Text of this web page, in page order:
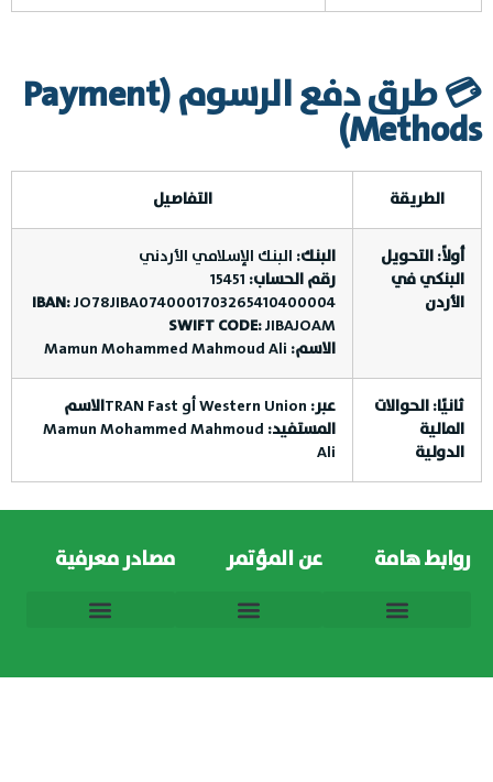
💳 طرق دفع الرسوم (Payment
Methods)
الطريقة التفاصيل
أولاً: التحويل
البنكي في
الأردن
البنك: البنك الإسلامي الأردني
رقم الحساب:
IBAN:JO78JIBA0740001703265410400004
SWIFT CODE:JIBAJOAM
الاسم:
ثانيًا: الحوالات
المالية
الدولية
عبر:
الاسم
المستفيد: Mamun Mohammed Mahmoud
Ali
روابط هامة عن المؤتمر مصادر معرفية